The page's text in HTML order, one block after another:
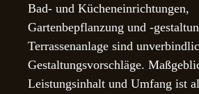
Bad- und Kücheneinrichtungen,
Gartenbepflanzung und -
Terrassenanlage sind
Gestaltungsvorschläge.
Leistungsinhalt und Umfang ist